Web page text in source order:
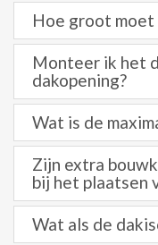
Hoe groot moet
Monteer ik het
dakopening?
Wat is de
Zijn extra
bij het plaatsen
Wat als de